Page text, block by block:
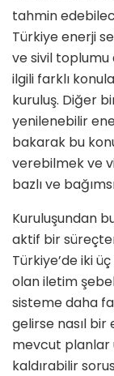
tahmin
Türkiye enerji
ve sivil toplumu
ilgili farklı
kuruluş. Diğer
yenilenebilir
bakarak bu
verebilmek ve
bazlı ve
Kuruluşundan
aktif bir
Türkiye’de iki
olan iletim
sisteme daha
gelir­se nasıl
mevcut planlar
kaldırabilir